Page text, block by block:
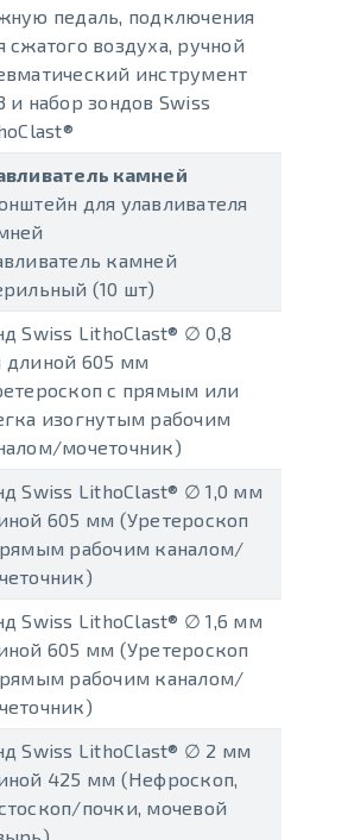
педаль, подключения
сжатого воздуха, ручной
инструмент
и набор зондов Swiss
камней
для улавливателя
камней
(10 шт)
Swiss LithoClast® ∅ 0,8
605 мм
с прямым или
изогнутым рабочим
мочеточник)
Swiss LithoClast® ∅ 1,0 мм
605 мм (Уретероскоп
рабочим каналом/
Swiss LithoClast® ∅ 1,6 мм
605 мм (Уретероскоп
рабочим каналом/
Swiss LithoClast® ∅ 2 мм
425 мм (Нефроскоп,
почки, мочевой